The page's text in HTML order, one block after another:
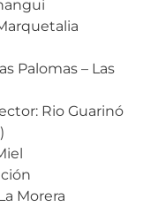
Palomas – Las
Rio Guarinó
Morera